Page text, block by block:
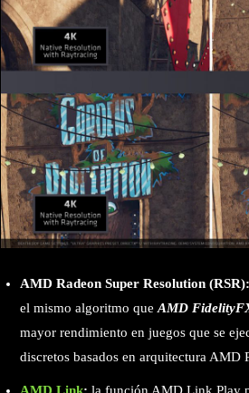
AMD Radeon Super Resolution (RSR):
el mismo algoritmo queAMD
mayor rendimiento en juegos que se
discretos basados en arquitectura